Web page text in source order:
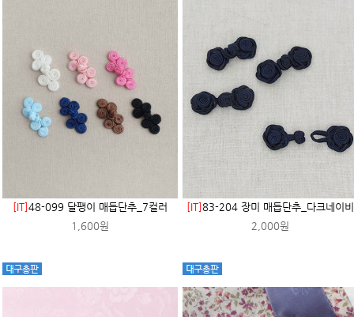
[IT]48-099 달팽이 매듭단추_7컬러
1,600원
[IT]83-204 장미 매듭단추_다크네이비
2,000원